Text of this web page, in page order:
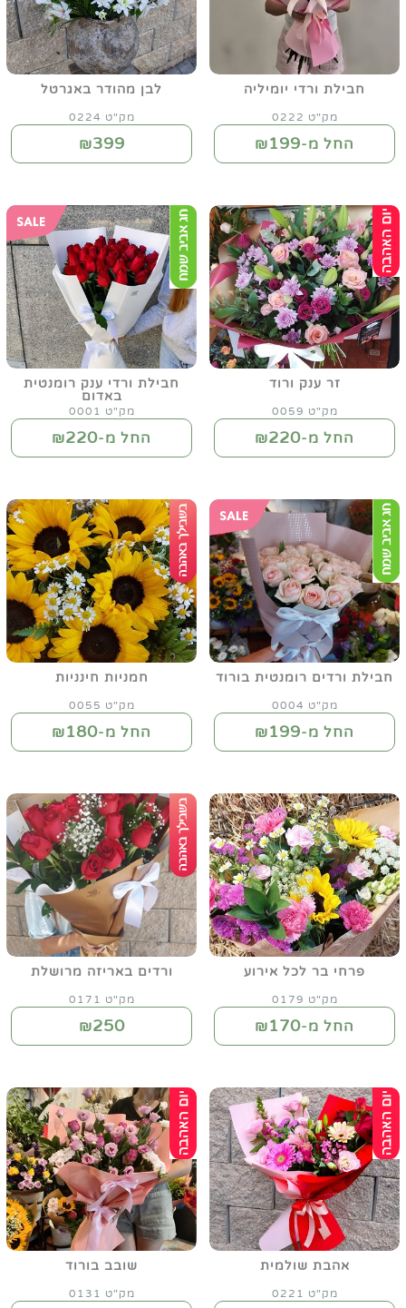
חבילת ורדי יומיליה
מק"ט 0222
החל מ-₪199
לבן מהודר באגרטל
מק"ט 0224
₪399
זר ענק ורוד
מק"ט 0059
החל מ-₪220
חבילת ורדי ענק רומנטית
באדום
מק"ט 0001
החל מ-₪220
חבילת ורדים רומנטית בורוד
מק"ט 0004
החל מ-₪199
חמניות חינניות
מק"ט 0055
החל מ-₪180
פרחי בר לכל אירוע
מק"ט 0179
החל מ-₪170
ורדים באריזה מרושלת
מק"ט 0171
₪250
אהבת שולמית
מק"ט 0221
שובב בורוד
מק"ט 0131